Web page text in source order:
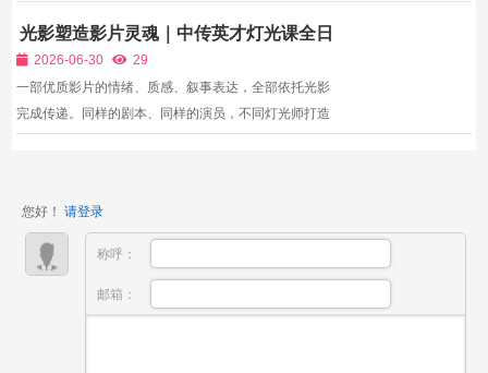
量人力、资金与时间投入，让很多小型团队、个人创业
者望而却步。AIGC技术的出现，彻底改变了这一现
状：AI可以...
光影塑造影片灵魂｜中传英才灯光课全日
制布光班培养全能影视灯光从业者
2026-06-30
29
一部优质影片的情绪、质感、叙事表达，全部依托光影
完成传递。同样的剧本、同样的演员，不同灯光师打造
严重不...
您好！ 请登录
称呼：
邮箱：